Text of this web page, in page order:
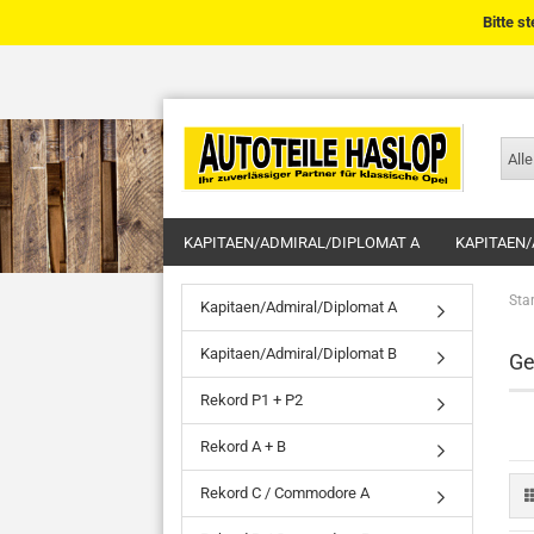
Alle
Bitte
KAPITAEN/ADMIRAL/DIPLOMAT A
Kapitaen/Admiral/Diplomat A
Kapitaen/Admiral/Diplomat B
Rekord P1 + P2
Rekord A + B
Rekord C / Commodore A